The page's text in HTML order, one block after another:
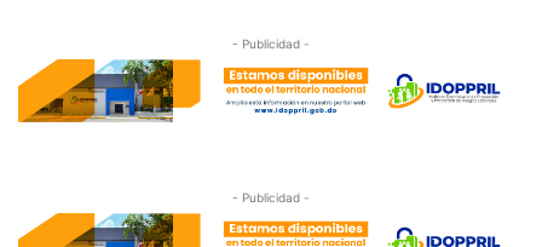
- Publicidad -
- Publicidad -